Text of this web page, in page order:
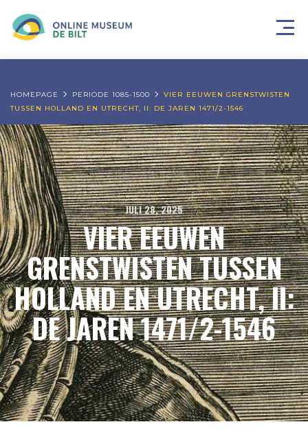
HOMEPAGE PERIODE 1085-1500
VIER EEUWEN GRENSTWISTEN
TUSSEN HOLLAND EN UTRECHT, II: DE JAREN 1471/2-1546
JULI 28, 2025
VIER EEUWEN
GRENSTWISTEN TUSSEN
HOLLAND EN UTRECHT, II:
DE JAREN 1471/2-1546